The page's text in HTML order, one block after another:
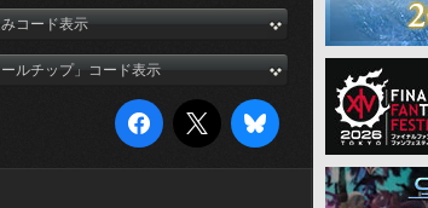
コード表示
ルチップ」コード表示